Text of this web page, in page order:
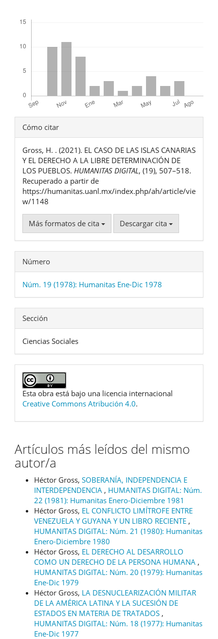
Detalles
del
artículo
Cómo citar
Gross, H. . (2021). EL CASO DE LAS ISLAS CANARIAS
Y EL DERECHO A LA LIBRE DETERMINACIÓN DE
LOS PUEBLOS. HUMANITAS DIGITAL, (19), 507–518.
Recuperado a partir de
https://humanitas.uanl.mx/index.php/ah/article/vie
w/1148
Más formatos de cita Descargar cita
Número
Núm. 19 (1978): Humanitas Ene-Dic 1978
Sección
Ciencias Sociales
Esta obra está bajo una licencia internacional
Creative Commons Atribución 4.0.
Artículos más leídos del mismo
autor/a
Héctor Gross, SOBERANÍA, INDEPENDENCIA E
INTERDEPENDENCIA , HUMANITAS DIGITAL: Núm.
22 (1981): Humanitas Enero-Diciembre 1981
Héctor Gross, EL CONFLICTO LIMÍTROFE ENTRE
VENEZUELA Y GUYANA Y UN LIBRO RECIENTE ,
HUMANITAS DIGITAL: Núm. 21 (1980): Humanitas
Enero-Diciembre 1980
Héctor Gross, EL DERECHO AL DESARROLLO
COMO UN DERECHO DE LA PERSONA HUMANA ,
HUMANITAS DIGITAL: Núm. 20 (1979): Humanitas
Ene-Dic 1979
Héctor Gross, LA DESNUCLEARIZACIÓN MILITAR
DE LA AMÉRICA LATINA Y LA SUCESIÓN DE
ESTADOS EN MATERIA DE TRATADOS ,
HUMANITAS DIGITAL: Núm. 18 (1977): Humanitas
Ene-Dic 1977